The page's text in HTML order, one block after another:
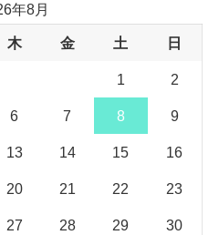
年8月
木 金 土 日
1 2
6 7 8 9
13 14 15 16
20 21 22 23
27 28 29 30